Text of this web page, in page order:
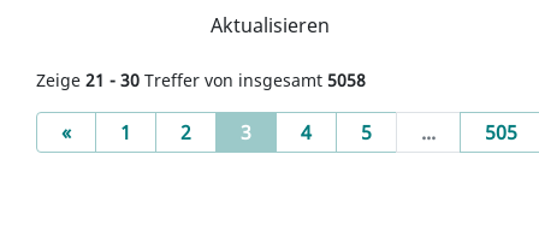
Aktualisieren
Zeige 21 - 30 Treffer von insgesamt 5058
«Previous
1 2 3(current)
4 5 ... 505